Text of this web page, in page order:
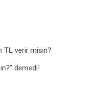
TL verir misin?
demedi!